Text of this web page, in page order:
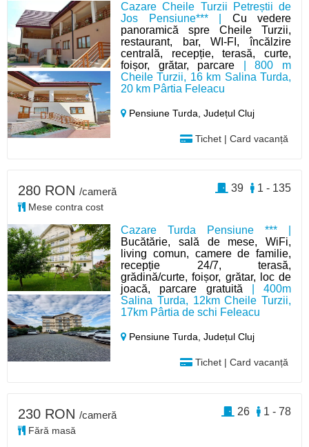
Cazare Cheile Turzii Petreștii de
Jos Pensiune*** | Cu vedere
panoramică spre Cheile Turzii,
restaurant, bar, WI-FI, încălzire
centrală, recepție, terasă, curte,
foișor, grătar, parcare | 800 m
Cheile Turzii, 16 km Salina Turda,
20 km Pârtia Feleacu
Pensiune Turda,Județul Cluj
Tichet | Card vacanță
Cazare Turda Pensiune *** |
Bucătărie, sală de mese, WiFi,
living comun, camere de familie,
recepție 24/7, terasă,
grădină/curte, foișor, grătar, loc de
joacă, parcare gratuită | 400m
Salina Turda, 12km Cheile Turzii,
17km Pârtia de schi Feleacu
Pensiune Turda,Județul Cluj
Tichet | Card vacanță
280 RON /cameră
Mese contra cost
1 - 135
39
230 RON /cameră
Fără masă
1 - 78
26